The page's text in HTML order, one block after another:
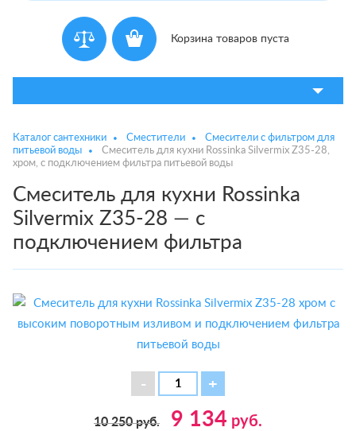
Корзина товаров пуста
Каталог сантехники Сместители
Смесители с фильтром для
питьевой воды
Смеситель для кухни Rossinka Silvermix Z35-28,
хром, с подключением фильтра питьевой воды
Смеситель для кухни Rossinka
Silvermix Z35-28 — с
подключением фильтра
10 250руб. 9 134 руб.